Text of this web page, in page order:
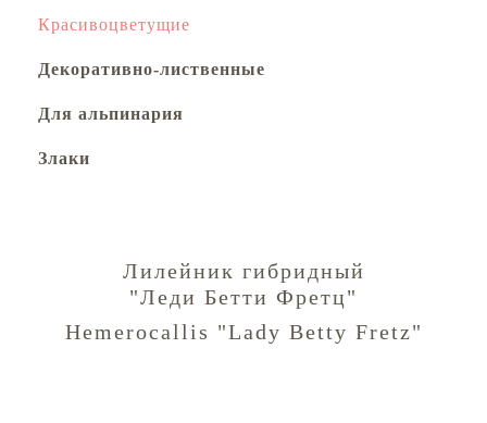
Красивоцветущие
Декоративно-лиственные
Для альпинария
Злаки
Лилейник гибридный
"Леди Бетти Фретц"
Hemerocallis "Lady Betty Fretz"